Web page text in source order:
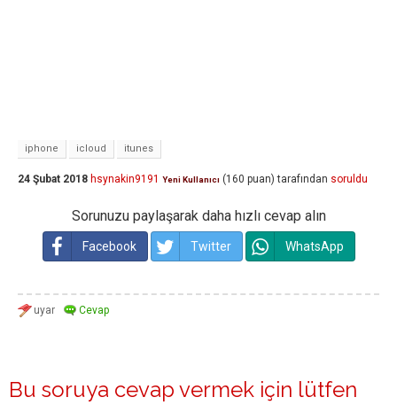
iphone icloud itunes
24 Şubat 2018 hsynakin9191 Yeni Kullanıcı (160 puan) tarafından soruldu
Sorunuzu paylaşarak daha hızlı cevap alın
Facebook Twitter WhatsApp
Bu soruya cevap vermek için lütfen